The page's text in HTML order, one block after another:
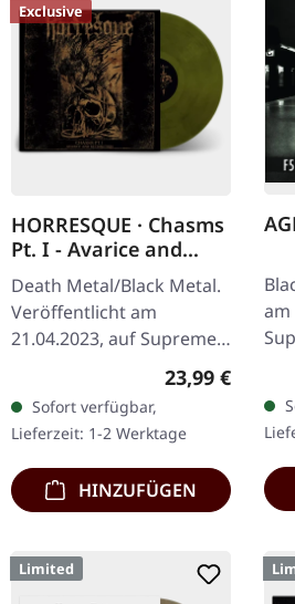
Exclusive
HORRESQUE · Chasms
Pt. I - Avarice and
Retribution |
YELLOW/BLACK LP
Death Metal/Black Metal.
Veröffentlicht am
21.04.2023, auf Supreme
Dunkelgelb/Schwarz
marmoriertes Vinyl im
schweren Cover…
Regulärer
23,99 €
Sofort verfügbar,
Lieferzeit: 1-2 Werktage
HINZUFÜGEN
am
Limited